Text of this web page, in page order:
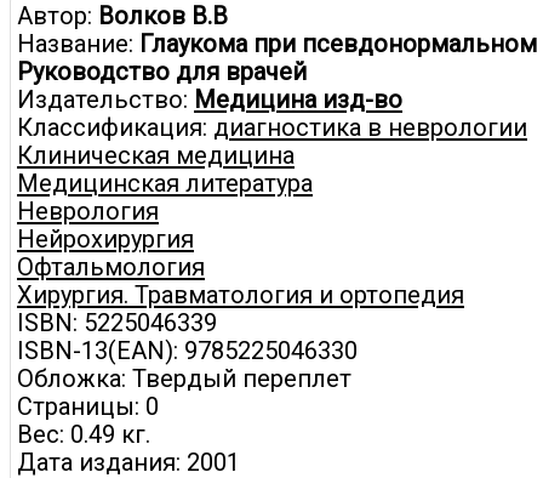
Автор: Волков В.В
Название: Глаукома при
Руководство для врачей
Издательство: Медицина изд-во
Классификация: диагностика в неврологии
Клиническая медицина
Медицинская литература
Неврология
Нейрохирургия
Офтальмология
Хирургия. Травматология и ортопедия
ISBN: 5225046339
ISBN-13(EAN): 9785225046330
Обложка: Твердый переплет
Страницы: 0
Вес: 0.49 кг.
Дата издания: 2001